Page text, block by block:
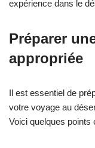
expérience dans le
Préparer
appropriée
Il est essentiel de
votre voyage au
Voici quelques points